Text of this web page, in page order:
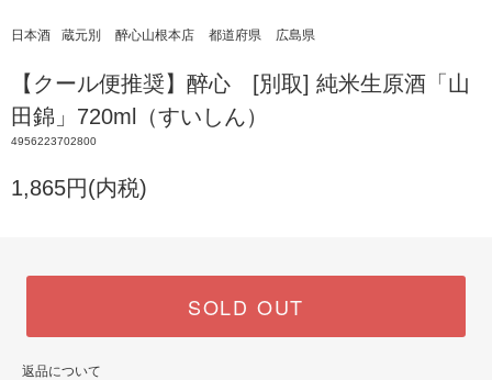
日本酒 蔵元別 醉心山根本店 都道府県 広島県
【クール便推奨】醉心 [別取] 純米生原酒「山
田錦」720ml（すいしん）
4956223702800
1,865円(内税)
SOLD OUT
返品について